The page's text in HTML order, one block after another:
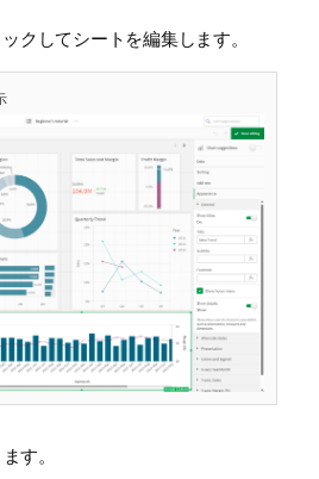
クしてシートを編集します。
す。